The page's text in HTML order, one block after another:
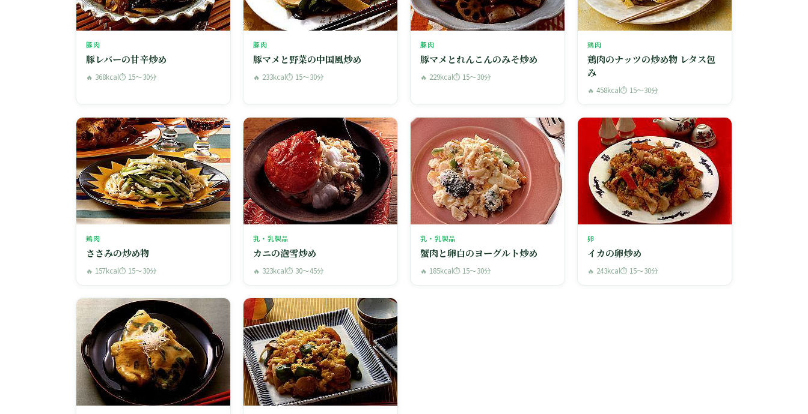
豚肉
豚レバーの甘辛炒め
🔥 368kcal⏱ 15〜30分
豚肉
豚マメと野菜の中国風炒め
🔥 233kcal⏱ 15〜30分
豚肉
豚マメとれんこんのみそ炒め
🔥 229kcal⏱ 15〜30分
鶏肉
鶏肉のナッツの炒め物 レタス包
み
🔥 458kcal⏱ 15〜30分
鶏肉
ささみの炒め物
🔥 157kcal⏱ 15〜30分
乳・乳製品
カニの泡雪炒め
🔥 323kcal⏱ 30〜45分
乳・乳製品
蟹肉と卵白のヨーグルト炒め
🔥 185kcal⏱ 15〜30分
卵
イカの卵炒め
🔥 243kcal⏱ 15〜30分